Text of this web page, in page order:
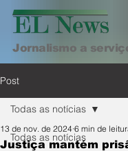
Jornalismo a
Post
Todas as notícias
Todas as notícias
Justiça mantém
13 de nov. de 2024 6 min de